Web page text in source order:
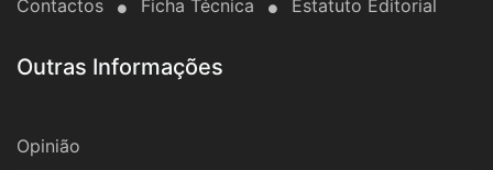
Contactos Ficha Técnica Estatuto Editorial
Outras Informações
Opinião